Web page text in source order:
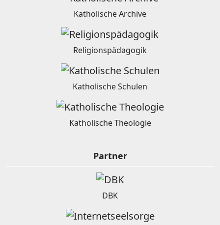
Katholische Archive
Religionspädagogik
Katholische Schulen
Katholische Theologie
Partner
DBK